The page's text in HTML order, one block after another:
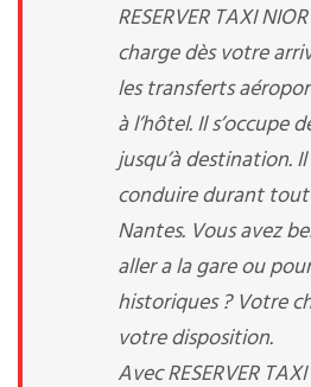
RESERVER TAXI
charge dès votre
les transferts
à l’hôtel. Il s’occupe
jusqu’à destination.
conduire durant
Nantes. Vous avez
aller a la gare ou
historiques ? Votre
votre disposition.
Avec RESERVER